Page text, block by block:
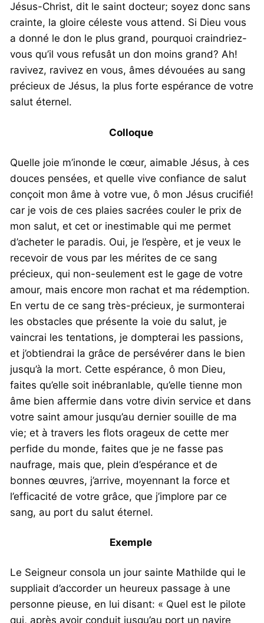
Jésus-Christ, dit le saint docteur; soyez donc sans
crainte, la gloire céleste vous attend. Si Dieu vous
a donné le don le plus grand, pourquoi craindriez-
vous qu’il vous refusât un don moins grand? Ah!
ravivez, ravivez en vous, âmes dévouées au sang
précieux de Jésus, la plus forte espérance de votre
salut éternel.
Colloque
Quelle joie m’inonde le cœur, aimable Jésus, à ces
douces pensées, et quelle vive confiance de salut
conçoit mon âme à votre vue, ô mon Jésus crucifié!
car je vois de ces plaies sacrées couler le prix de
mon salut, et cet or inestimable qui me permet
d’acheter le paradis. Oui, je l’espère, et je veux le
recevoir de vous par les mérites de ce sang
précieux, qui non-seulement est le gage de votre
amour, mais encore mon rachat et ma rédemption.
En vertu de ce sang très-précieux, je surmonterai
les obstacles que présente la voie du salut, je
vaincrai les tentations, je dompterai les passions,
et j’obtiendrai la grâce de persévérer dans le bien
jusqu’à la mort. Cette espérance, ô mon Dieu,
faites qu’elle soit inébranlable, qu’elle tienne mon
âme bien affermie dans votre divin service et dans
votre saint amour jusqu’au dernier souille de ma
vie; et à travers les flots orageux de cette mer
perfide du monde, faites que je ne fasse pas
naufrage, mais que, plein d’espérance et de
bonnes œuvres, j’arrive, moyennant la force et
l’efficacité de votre grâce, que j’implore par ce
sang, au port du salut éternel.
Exemple
Le Seigneur consola un jour sainte Mathilde qui le
suppliait d’accorder un heureux passage à une
personne pieuse, en lui disant: « Quel est le pilote
qui, après avoir conduit jusqu’au port un navire